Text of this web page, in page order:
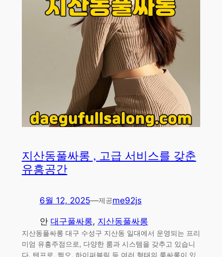
지산동풀싸롱 , 고급 서비스를 갖춘
유흥공간
6월 12, 2025—제공me92js
안 대구풀싸롱, 지산동풀싸롱
지산동풀싸롱 대구 수성구 지산동 일대에서 운영되는 프리
미엄 유흥주점으로, 다양한 룸과 시스템을 갖추고 있습니
다. 텐프로, 쩜오, 하이퍼블릭 등 여러 형태의 룸싸롱이 있